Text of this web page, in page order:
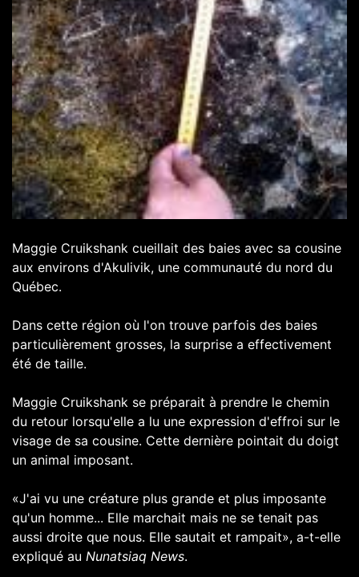
Maggie Cruikshank cueillait des baies avec sa cousine
aux environs d'Akulivik, une communauté du nord du
Québec.
Dans cette région où l'on trouve parfois des baies
particulièrement grosses, la surprise a effectivement
été de taille.
Maggie Cruikshank se préparait à prendre le chemin
du retour lorsqu'elle a lu une expression d'effroi sur le
visage de sa cousine. Cette dernière pointait du doigt
un animal imposant.
«J'ai vu une créature plus grande et plus imposante
qu'un homme... Elle marchait mais ne se tenait pas
aussi droite que nous. Elle sautait et rampait», a-t-elle
expliqué au Nunatsiaq News.